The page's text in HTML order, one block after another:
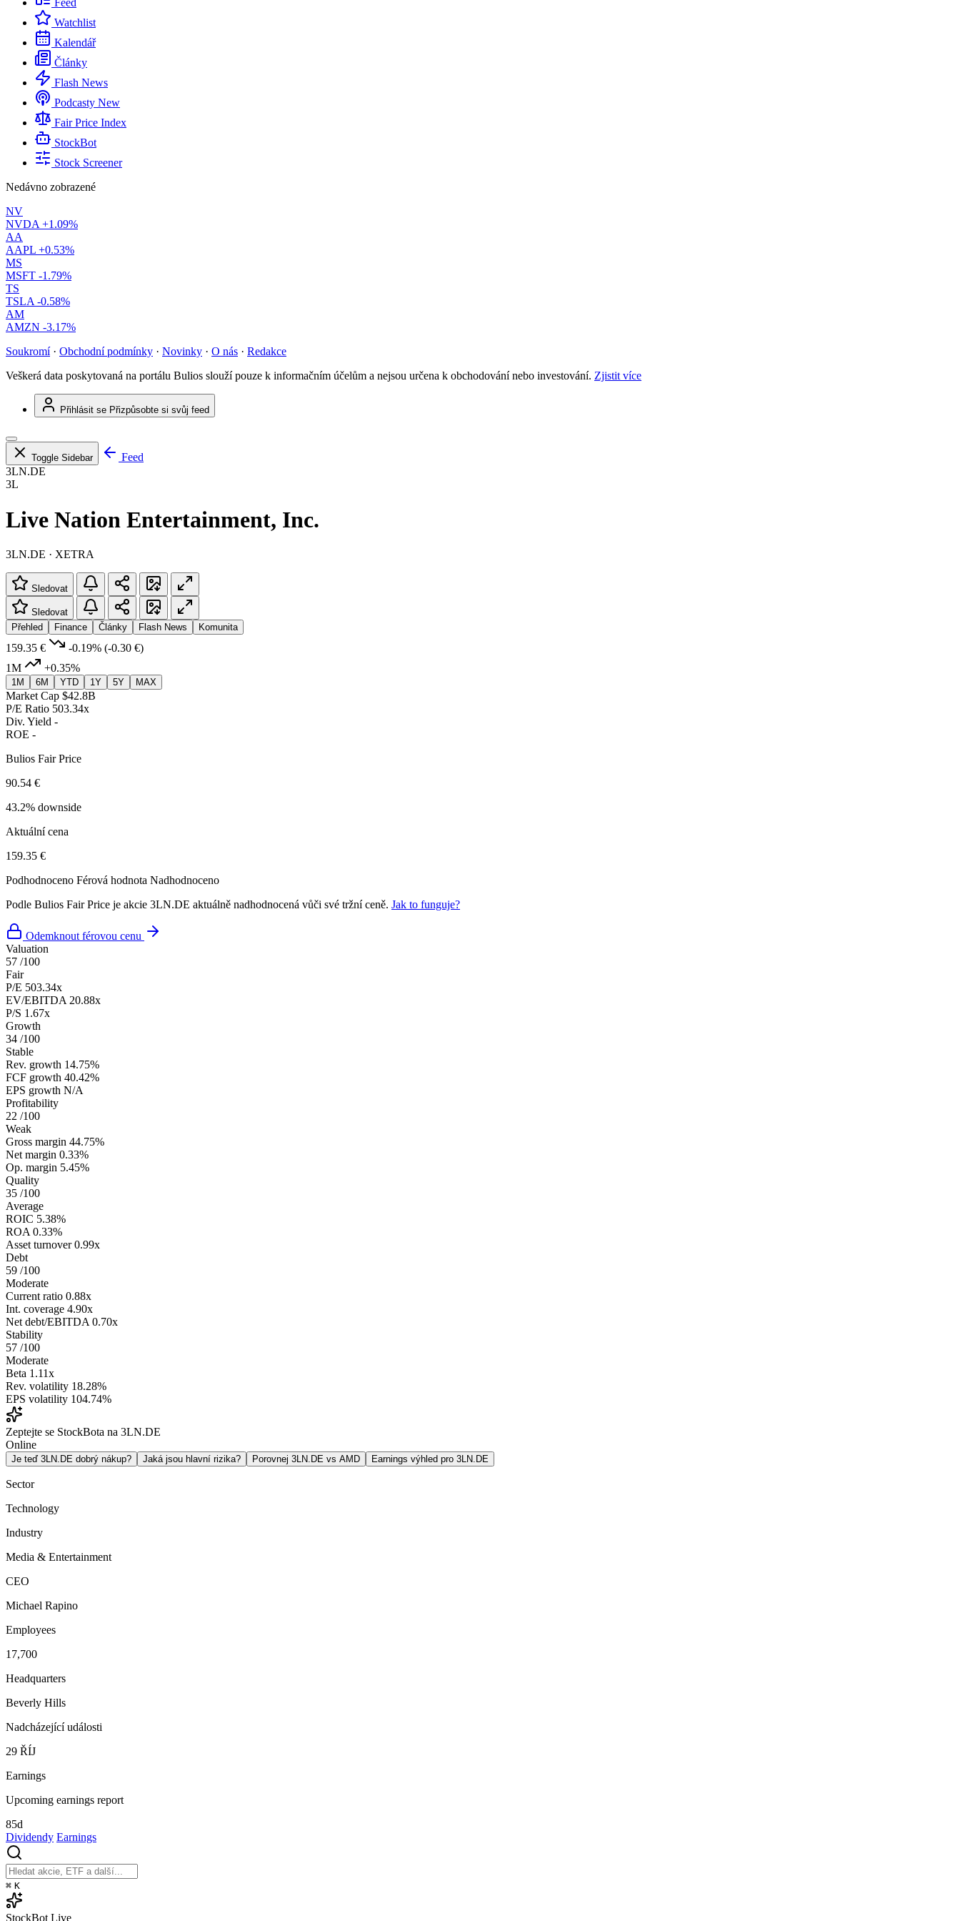
Feed
Watchlist
Kalendář
Články
Flash News
Podcasty New
Fair Price Index
StockBot
Stock Screener
Nedávno zobrazené
NV
NVDA +1.09%
AA
AAPL +0.53%
MS
MSFT -1.79%
TS
TSLA -0.58%
AM
AMZN -3.17%
Soukromí · Obchodní podmínky · Novinky · O nás · Redakce
Veškerá data poskytovaná na portálu Bulios slouží pouze k informačním účelům a nejsou určena k obchodování nebo investování. Zjistit více
Přihlásit se Přizpůsobte si svůj feed
Toggle Sidebar
Feed
3LN.DE
3L
Live Nation Entertainment, Inc.
3LN.DE · XETRA
Sledovat
Sledovat
Přehled
Finance Články Flash News Komunita
159.35 € -0.19% (-0.30 €)
1M
+0.35%
1M 6M YTD 1Y 5Y MAX
Market Cap $42.8B
P/E Ratio 503.34x
Div. Yield -
ROE -
Bulios Fair Price
90.54 €
43.2% downside
Aktuální cena
159.35 €
Podhodnoceno Férová hodnota Nadhodnoceno
Podle Bulios Fair Price je akcie 3LN.DE aktuálně nadhodnocená vůči své tržní ceně. Jak to funguje?
Odemknout férovou cenu
Valuation
57 /100
Fair
P/E 503.34x
EV/EBITDA 20.88x
P/S 1.67x
Growth
34 /100
Stable
Rev. growth 14.75%
FCF growth 40.42%
EPS growth N/A
Profitability
22 /100
Weak
Gross margin 44.75%
Net margin 0.33%
Op. margin 5.45%
Quality
35 /100
Average
ROIC 5.38%
ROA 0.33%
Asset turnover 0.99x
Debt
59 /100
Moderate
Current ratio 0.88x
Int. coverage 4.90x
Net debt/EBITDA 0.70x
Stability
57 /100
Moderate
Beta 1.11x
Rev. volatility 18.28%
EPS volatility 104.74%
Zeptejte se StockBota na 3LN.DE
Online
Je teď 3LN.DE dobrý nákup? Jaká jsou hlavní rizika? Porovnej 3LN.DE vs AMD Earnings výhled pro 3LN.DE
Sector
Technology
Industry
Media & Entertainment
CEO
Michael Rapino
Employees
17,700
Headquarters
Beverly Hills
Nadcházející události
29 ŘÍJ
Earnings
Upcoming earnings report
85d
Dividendy Earnings
⌘ K
StockBot Live